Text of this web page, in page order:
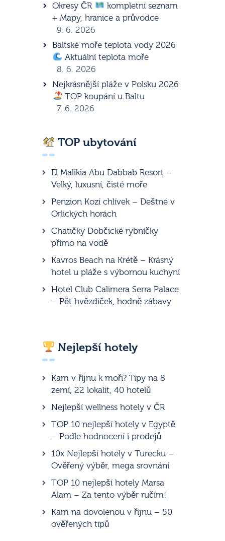
Okresy ČR
kompletní seznam
+ Mapy, hranice a průvodce
9. 6. 2026
Baltské moře teplota vody 2026
Aktuální teplota moře
8. 6. 2026
Nejkrásnější pláže v Polsku 2026
TOP koupání u Baltu
7. 6. 2026
TOP ubytování
El Malikia Abu Dabbab Resort –
Velký, luxusní, čisté moře
Penzion Kozí chlívek – Deštné v
Orlických horách
Chatičky Dobčické rybníčky
přímo na vodě
Kavros Beach na Krétě – Krásný
hotel u pláže s výbornou kuchyní
Hotel Club Calimera Serra Palace
– Pět hvězdiček, hodně zábavy
Nejlepší hotely
Kam v říjnu k moři? Tipy na 8
zemí, 22 lokalit, 40 hotelů
Nejlepší wellness hotely v ČR
TOP 10 nejlepší hotely v Egyptě
– Podle hodnocení i prodejů
10x Nejlepší hotely v Turecku –
Ověřený výběr, mega srovnání
TOP 10 nejlepší hotely Marsa
Alam – Za tento výběr ručím!
Kam na dovolenou v říjnu – 50
ověřených tipů